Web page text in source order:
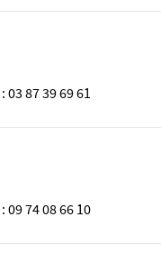
:03 87 39 69 61
:09 74 08 66 10